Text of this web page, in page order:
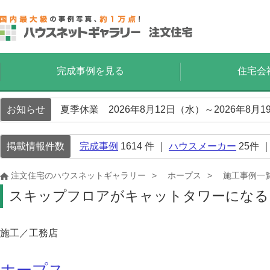
完成事例を見る 住宅会
お知らせ 夏季休業 2026年8月12日（水）～2026年8月
掲載情報件数 完成事例 1614 件 ｜ ハウスメーカー 25件
注文住宅のハウスネットギャラリー ホープス 施工事例一
スキップフロアがキャットタワーにな
施工／工務店